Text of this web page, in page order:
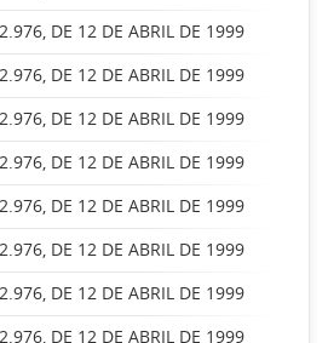
DE 12 DE ABRIL DE 1999
DE 12 DE ABRIL DE 1999
DE 12 DE ABRIL DE 1999
DE 12 DE ABRIL DE 1999
DE 12 DE ABRIL DE 1999
DE 12 DE ABRIL DE 1999
DE 12 DE ABRIL DE 1999
DE 12 DE ABRIL DE 1999